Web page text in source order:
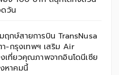
วัน
กษ์สายการบิน TransNusa
-กรุงเทพฯ เสริม Air
ที่ยวคุณภาพจากอินโดนีเซีย
หาคมนี้